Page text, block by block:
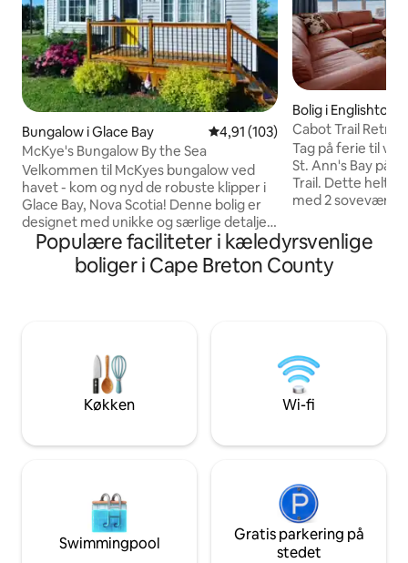
Bungalow i Glace Bay 4,91 ud af 5 i gennemsnitlig
4,91 (103)
McKye's Bungalow By the Sea
Velkommen til McKyes bungalow ved
havet - kom og nyd de robuste klipper i
Glace Bay, Nova Scotia! Denne bolig er
designet med unikke og særlige detaljer
for at appellere til en bred vifte af
rejsende. Vi dækker dig, hvis du er en
kunstner, der søger et kreativt
kultur. Vi tilbyder parkering, hurtig wi-fi
og levering af dagligvarer! Kom og få en
smagsprøve på den pulserende lokale
Bolig i Englishtown
Cabot Trail
Tag på ferie til
St. Ann's Bay på
Trail. Dette helt
med 2
sovepladser med
queensize-
med køjesenge
restauranter.
charme og
uforglemmelige
ophold.
Populære faciliteter i kæledyrsvenlige
boliger i Cape Breton County
Køkken Wi-fi
Swimmingpool
Gratis parkering på
stedet